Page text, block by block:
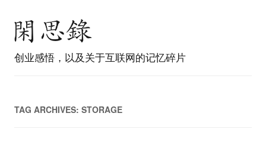
创业感悟，以及关于互联网的记忆碎片
TAG ARCHIVES: STORAGE